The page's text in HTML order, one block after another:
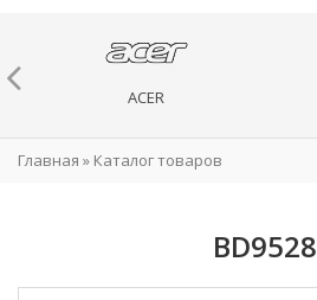
ACER
Главная » Каталог товаров
BD9528